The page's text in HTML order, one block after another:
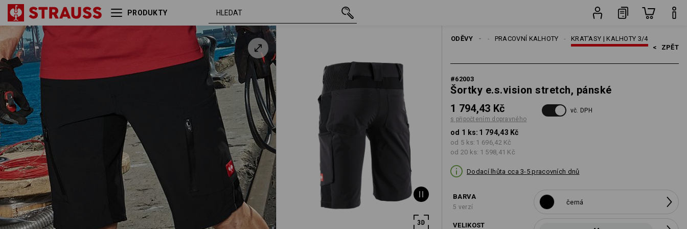
PRODUKTY
ODĚVY KRAT'ASY | KALHOTY 3/4
PRACOVNÍ KALHOTY
MUŽI
< ZPĚT
#62003
Šortky e.s.vision stretch, pánské
1 794,43 Kč
s připočtením dopravného
vč. DPH
od 1 ks: 1 794,43 Kč
od 5 ks: 1 696,42 Kč
od 20 ks: 1 598,41 Kč
Dodací lhůta cca 3-5 pracovních dnů
BARVA
5 verzí
černá
VELIKOST
Šortky e.s.vision stretch,
pánské
černá 44 1 794,43 Kč